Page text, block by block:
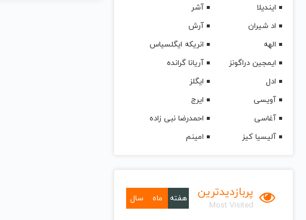
ایندیلا
آشر
اد شیران
آرش
الهه
انریکه ایگلسیاس
ایمجین دراگونز
آریانا گرانده
ادل
ایگلز
آویسی
ایرج
آغاسی
احمدرضا نبی زاده
آلیسیا کیز
امینم
پربازدیدترین
Most Visited
هفته ماه سال